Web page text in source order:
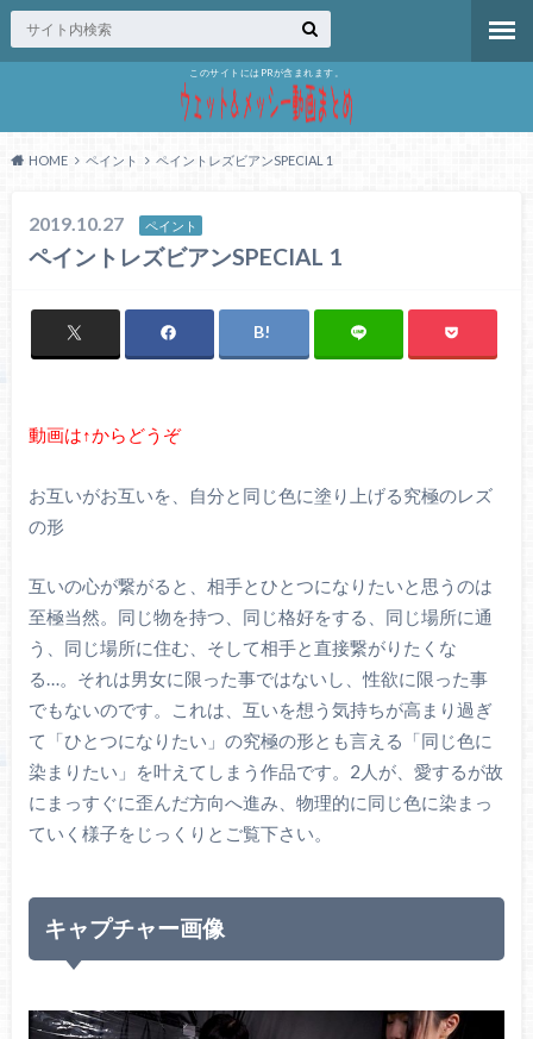
このサイトにはPRが含まれます。
HOME ペイント ペイントレズビアンSPECIAL 1
2019.10.27 ペイント
ペイントレズビアンSPECIAL 1
動画は↑からどうぞ
お互いがお互いを、自分と同じ色に塗り上げる究極のレズ
の形
互いの心が繋がると、相手とひとつになりたいと思うのは
至極当然。同じ物を持つ、同じ格好をする、同じ場所に通
う、同じ場所に住む、そして相手と直接繋がりたくな
る…。それは男女に限った事ではないし、性欲に限った事
でもないのです。これは、互いを想う気持ちが高まり過ぎ
て「ひとつになりたい」の究極の形とも言える「同じ色に
染まりたい」を叶えてしまう作品です。2人が、愛するが故
にまっすぐに歪んだ方向へ進み、物理的に同じ色に染まっ
ていく様子をじっくりとご覧下さい。
キャプチャー画像